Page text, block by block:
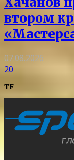
втором
07.08.2026
20
TF